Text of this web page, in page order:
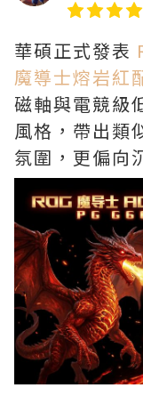
華碩正式發表
魔導士熔岩紅
磁軸與電競級
風格，帶出類
氛圍，更偏向